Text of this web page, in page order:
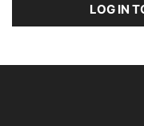
LOG IN